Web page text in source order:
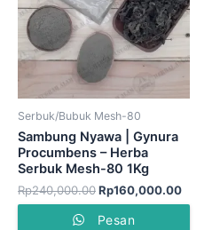
Serbuk/Bubuk Mesh-80
Sambung Nyawa | Gynura
Procumbens – Herba
Serbuk Mesh-80 1Kg
Rp240,000.00Rp160,000.00
Pesan